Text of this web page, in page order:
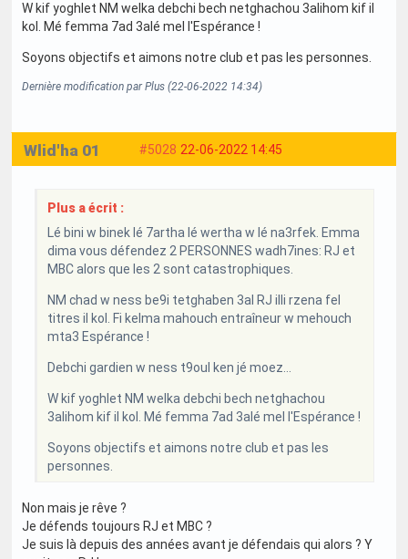
W kif yoghlet NM welka debchi bech netghachou 3alihom kif il
kol. Mé femma 7ad 3alé mel l'Espérance !
Soyons objectifs et aimons notre club et pas les personnes.
Dernière modification par Plus (22-06-2022 14:34)
#5028 22-06-2022 14:45
Wlid'ha 01
Plus a écrit :
Lé bini w binek lé 7artha lé wertha w lé na3rfek. Emma
dima vous défendez 2 PERSONNES wadh7ines: RJ et
MBC alors que les 2 sont catastrophiques.
NM chad w ness be9i tetghaben 3al RJ illi rzena fel
titres il kol. Fi kelma mahouch entraîneur w mehouch
mta3 Espérance !
Debchi gardien w ness t9oul ken jé moez...
W kif yoghlet NM welka debchi bech netghachou
3alihom kif il kol. Mé femma 7ad 3alé mel l'Espérance !
Soyons objectifs et aimons notre club et pas les
personnes.
Non mais je rêve ?
Je défends toujours RJ et MBC ?
Je suis là depuis des années avant je défendais qui alors ? Y